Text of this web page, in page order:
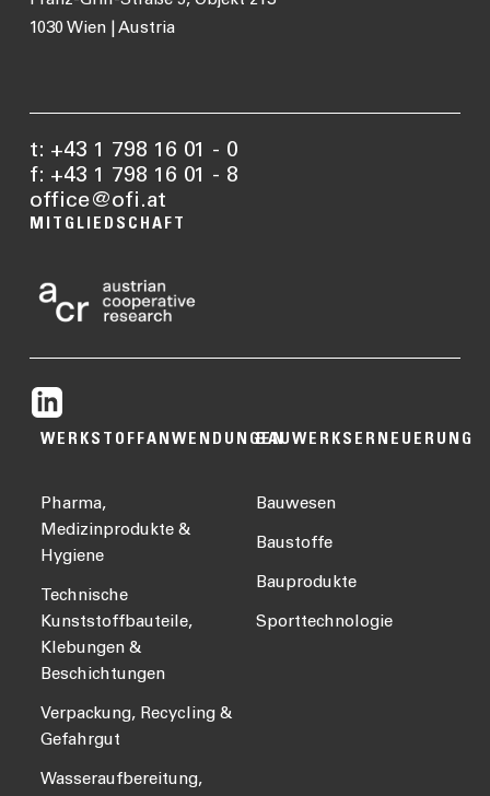
1030 Wien | Austria
t: +43 1 798 16 01 - 0
f: +43 1 798 16 01 - 8
office@ofi.at
MITGLIEDSCHAFT
WERKSTOFFANWENDUNGEN
Pharma,
Medizinprodukte &
Hygiene
Technische
Kunststoffbauteile,
Klebungen &
Beschichtungen
Verpackung, Recycling &
Gefahrgut
Wasseraufbereitung,
BAUWERKSERNEUERUNG
Bauwesen
Baustoffe
Bauprodukte
Sporttechnologie